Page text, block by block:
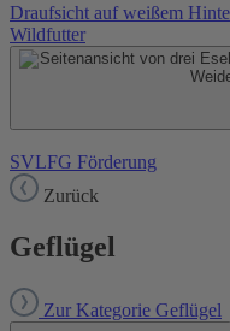
Wildfutter
SVLFG Förderung
Zurück
Geflügel
Zur Kategorie Geflügel